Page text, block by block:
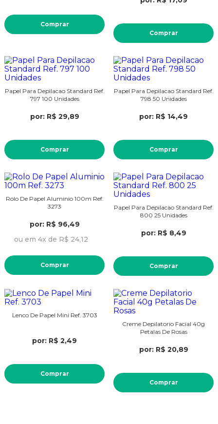
Comprar
Comprar
Papel Para Depilacao Standard Ref.
797 100 Unidades
por: R$ 29,89
Comprar
Papel Para Depilacao Standard Ref.
798 50 Unidades
por: R$ 14,49
Comprar
Rolo De Papel Aluminio 100m Ref.
3273
por: R$ 96,49
ou em 4x de R$ 24,12
Comprar
Papel Para Depilacao Standard Ref.
800 25 Unidades
por: R$ 8,49
Comprar
Lenco De Papel Mini Ref. 3703
por: R$ 2,49
Comprar
Creme Depilatorio Facial 40g
Petalas De Rosas
por: R$ 20,89
Comprar